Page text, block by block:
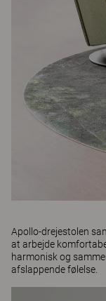
Apollo-drejestolen
at arbejde
harmonisk og
afslappende følelse.